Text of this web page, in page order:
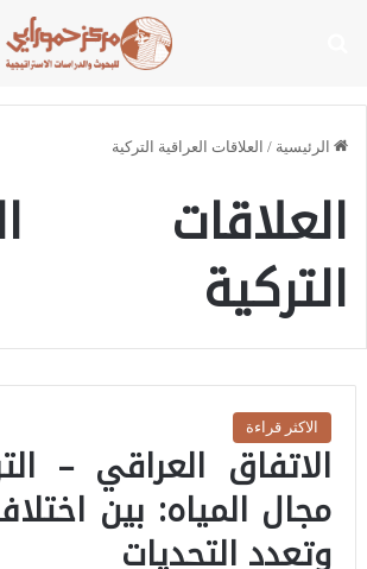
الرئيسية / العلاقات العراقية التركية
العلاقات
التركية
الاكثر قراءة
الاتفاق العراقي –
مجال المياه: بين
وتعدد التحديات